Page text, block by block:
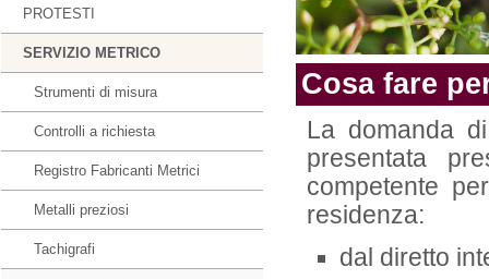
PROTESTI
SERVIZIO METRICO
Strumenti di misura
Controlli a richiesta
Registro Fabricanti Metrici
Metalli preziosi
Tachigrafi
Cosa fare
La domanda
presentata
competente
residenza:
dal diretto